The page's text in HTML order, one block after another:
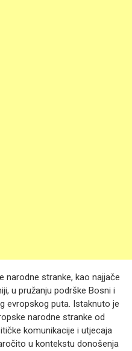
narodne stranke, kao najjače
u pružanju podrške Bosni i
evropskog puta. Istaknuto je
narodne stranke od
komunikacije i utjecaja
u kontekstu donošenja